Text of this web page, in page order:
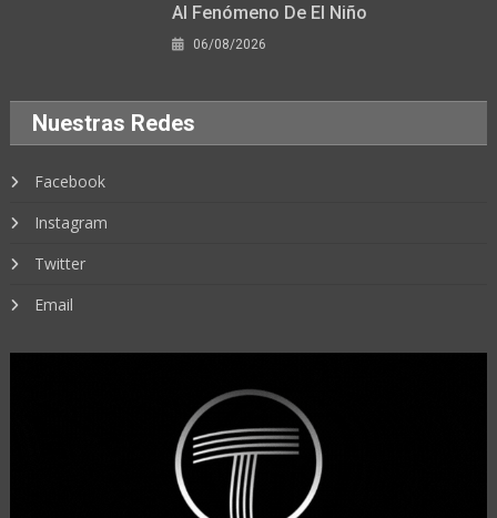
Al Fenómeno De El Niño
06/08/2026
Nuestras Redes
Facebook
Instagram
Twitter
Email